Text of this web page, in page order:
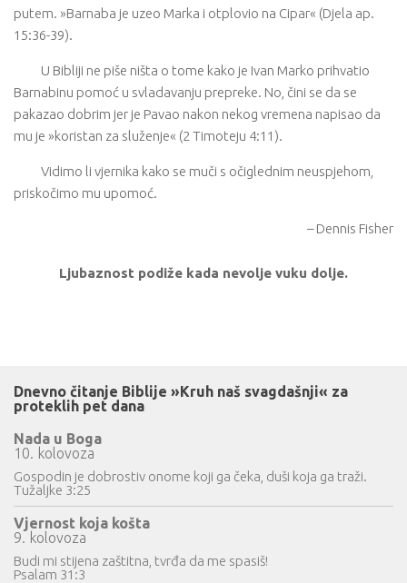
putem. »Barnaba je uzeo Marka i otplovio na Cipar« (Djela ap.
15:36-39).
U Bibliji ne piše ništa o tome kako je Ivan Marko prihvatio
Barnabinu pomoć u svladavanju prepreke. No, čini se da se
pakazao dobrim jer je Pavao nakon nekog vremena napisao da
mu je »koristan za služenje« (2 Timoteju 4:11).
Vidimo li vjernika kako se muči s očiglednim neuspjehom,
priskočimo mu upomoć.
– Dennis Fisher
Ljubaznost podiže kada nevolje vuku dolje.
Dnevno čitanje Biblije »Kruh naš svagdašnji« za
proteklih pet dana
Nada u Boga
10. kolovoza
Gospodin je dobrostiv onome koji ga čeka, duši koja ga traži.
Tužaljke 3:25
Vjernost koja košta
9. kolovoza
Budi mi stijena zaštitna, tvrđa da me spasiš!
Psalam 31:3